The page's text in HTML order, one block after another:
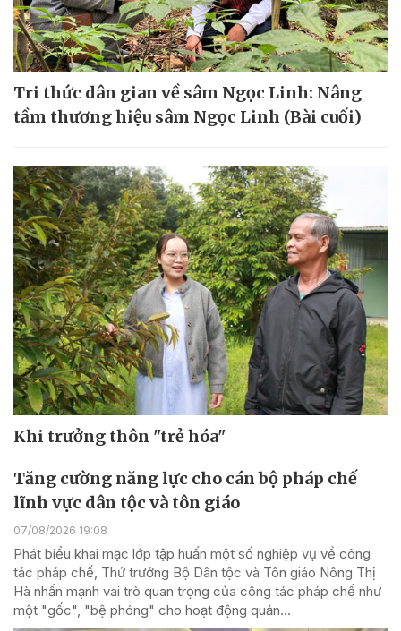
Tri thức dân gian về sâm Ngọc Linh: Nâng
tầm thương hiệu sâm Ngọc Linh (Bài cuối)
Khi trưởng thôn "trẻ hóa"
Tăng cường năng lực cho cán bộ pháp chế
lĩnh vực dân tộc và tôn giáo
07/08/2026 19:08
Phát biểu khai mạc lớp tập huấn một số nghiệp vụ về công
tác pháp chế, Thứ trưởng Bộ Dân tộc và Tôn giáo Nông Thị
Hà nhấn mạnh vai trò quan trọng của công tác pháp chế như
một "gốc", "bệ phóng" cho hoạt động quản...